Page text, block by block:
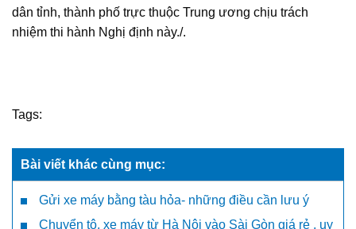
dân tỉnh, thành phố trực thuộc Trung ương chịu trách
nhiệm thi hành Nghị định này./.
Tags:
Bài viết khác cùng mục:
Gửi xe máy bằng tàu hỏa- những điều cần lưu ý
Chuyển tô, xe máy từ Hà Nội vào Sài Gòn giá rẻ , uy